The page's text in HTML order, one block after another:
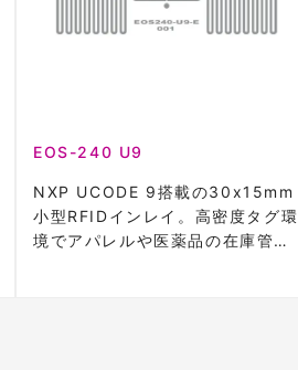
EOS-240 U9
NXP UCODE 9搭載の30x15mm
小型RFIDインレイ。高密度タグ環
境でアパレルや医薬品の在庫管理